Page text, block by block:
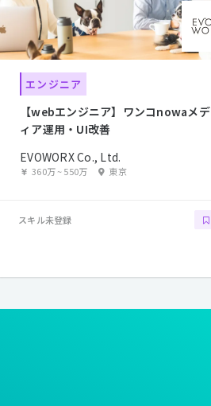
エンジニア
【webエンジニア】ワンコnowaメデ
ィア運用・UI改善
EVOWORX Co., Ltd.
360万~550万 東京
スキル未登録